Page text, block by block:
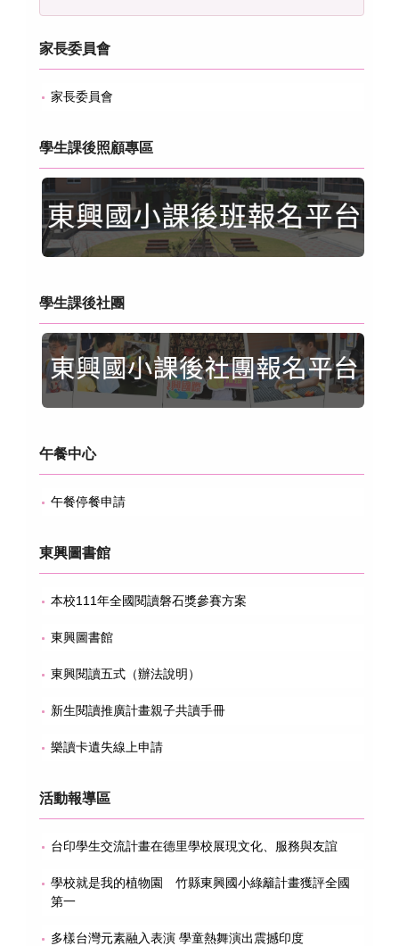
家長委員會
家長委員會
學生課後照顧專區
學生課後社團
午餐中心
午餐停餐申請
東興圖書館
本校111年全國閱讀磐石獎參賽方案
東興圖書館
東興閱讀五式（辦法說明）
新生閱讀推廣計畫親子共讀手冊
樂讀卡遺失線上申請
活動報導區
台印學生交流計畫在德里學校展現文化、服務與友誼
學校就是我的植物園 竹縣東興國小綠籬計畫獲評全國
第一
多樣台灣元素融入表演 學童熱舞演出震撼印度